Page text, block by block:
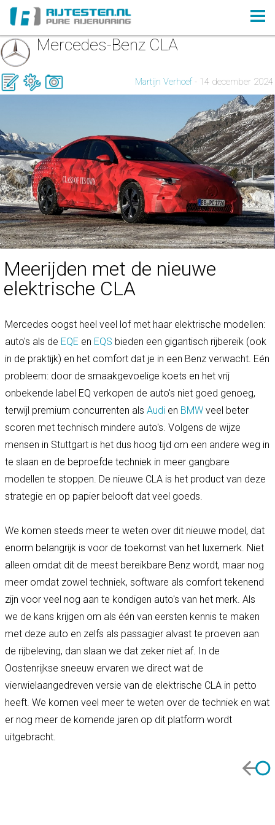
Mercedes-Benz CLA
Martijn Verhoef - 14 december 2024
Meerijden met de nieuwe
elektrische CLA
Mercedes oogst heel veel lof met haar elektrische modellen:
auto's als de EQE en EQS bieden een gigantisch rijbereik (ook
in de praktijk) en het comfort dat je in een Benz verwacht. Eén
probleem: door de smaakgevoelige koets en het vrij
onbekende label EQ verkopen de auto's niet goed genoeg,
terwijl premium concurrenten als Audi en BMW veel beter
scoren met technisch mindere auto's. Volgens de wijze
mensen in Stuttgart is het dus hoog tijd om een andere weg in
te slaan en de beproefde techniek in meer gangbare
modellen te stoppen. De nieuwe CLA is het product van deze
strategie en op papier belooft dat veel goeds.
We komen steeds meer te weten over dit nieuwe model, dat
enorm belangrijk is voor de toekomst van het luxemerk. Niet
alleen omdat dit de meest bereikbare Benz wordt, maar nog
meer omdat zowel techniek, software als comfort tekenend
zijn voor veel nog aan te kondigen auto's van het merk. Als
we de kans krijgen om als één van eersten kennis te maken
met deze auto en zelfs als passagier alvast te proeven aan
de rijbeleving, dan slaan we dat zeker niet af. In de
Oostenrijkse sneeuw ervaren we direct wat de
vierwielaangedreven versie van de elektrische CLA in petto
heeft. We komen veel meer te weten over de techniek en wat
er nog meer de komende jaren op dit platform wordt
uitgebracht.